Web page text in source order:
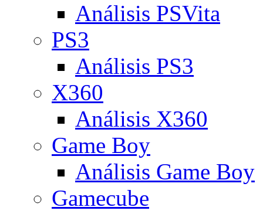
Análisis PSVita
PS3
Análisis PS3
X360
Análisis X360
Game Boy
Análisis Game Boy
Gamecube